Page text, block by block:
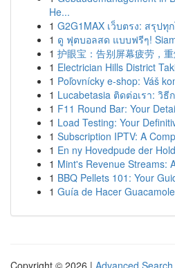
He...
1 G2G1MAX เว็บตรง: สรุป
1 ดู ฟุตบอลสด แบบฟรีๆ!
1 护眼宝：告别屏幕疲劳，
1 Electrician Hills District
1 Poľovnícky e-shop: Váš
1 Lucabetasia ติดต่อเรา: วิ
1 F11 Round Bar: Your
1 Load Testing: Your
1 Subscription IPTV: A
1 En ny Hovedpude der
1 Mint's Revenue Streams:
1 BBQ Pellets 101: Your
1 Guía de Hacer
Copyright © 2026 | Advanced Search